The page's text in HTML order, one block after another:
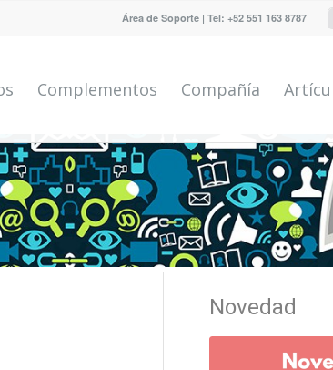
Área de Soporte | Tel: +52 551 163 8787
Complementos Compañía
Novedad